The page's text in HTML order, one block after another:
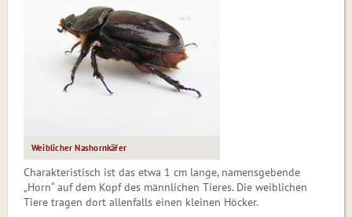
Weiblicher Nashornkäfer
Charakteristisch ist das etwa 1 cm lange, namens­ge­ben­de
„Horn“ auf dem Kopf des männlichen Tieres. Die weiblichen
Tiere tragen dort allenfalls einen kleinen Höcker.